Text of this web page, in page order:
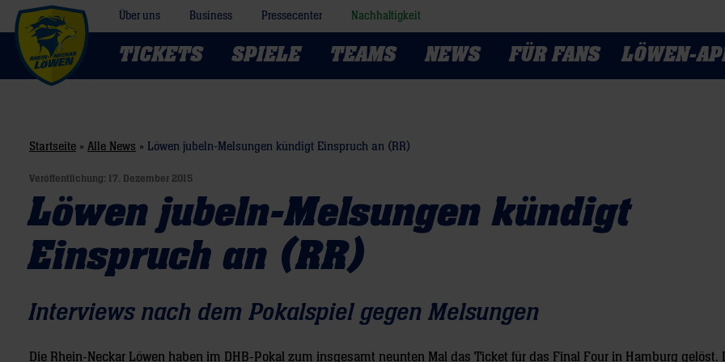
Über uns Business Pressecenter Nachhaltigkeit
TICKETS SPIELE TEAMS NEWS FÜR FANS LÖWEN-
Startseite » Alle News » Löwen jubeln-Melsungen kündigt Einspruch an (RR)
Veröffentlichung: 17. Dezember 2015
Löwen jubeln-Melsungen kündigt
Einspruch an (RR)
Interviews nach dem Pokalspiel gegen Melsungen
Die Rhein-Neckar Löwen haben im DHB-Pokal zum insgesamt neunten Mal das Ticket für das Final Four in Hamburg gelöst.